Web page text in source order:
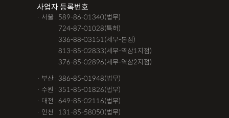
사업자 등록번호
· 서울 : 589-86-01340(법무)
724-87-01028(특허)
336-88-03151(세무-본점)
813-85-02833(세무-역삼1지점)
376-85-02896(세무-역삼2지점)
· 부산 : 386-85-01948(법무)
· 수원 : 351-85-01826(법무)
· 대전 : 649-85-02116(법무)
· 인천 : 131-85-58050(법무)